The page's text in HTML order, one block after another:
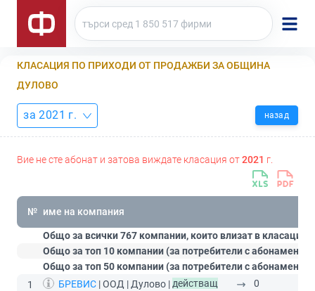
КЛАСАЦИЯ ПО ПРИХОДИ ОТ ПРОДАЖБИ ЗА ОБЩИНА
ДУЛОВО
за 2021 г. назад
Вие не сте абонат и затова виждате класация от2021 г.
№ име на компания
Общо за всички 767 компании, които влизат в
Общо за топ 10 компании (за потребители с абонамент
Общо за топ 50 компании (за потребители с абонамент
1
БРЕВИС | ООД | Дулово |действащ
0